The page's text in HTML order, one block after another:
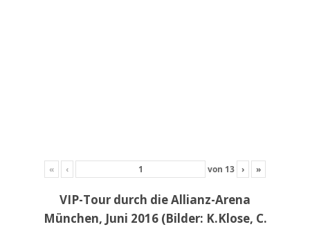
« ‹ von 13 › »
VIP-Tour durch die Allianz-Arena
München, Juni 2016 (Bilder: K.Klose, C.